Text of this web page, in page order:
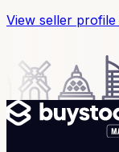
View seller profile